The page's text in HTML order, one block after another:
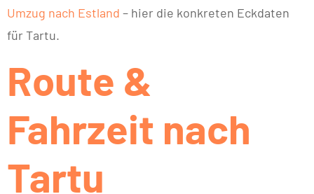
Umzug nach Estland – hier die konkreten Eckdaten
für Tartu.
Route &
Fahrzeit nach
Tartu